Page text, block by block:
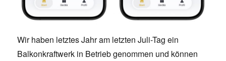
Wir haben letztes Jahr am letzten Juli-Tag ein
Balkonkraftwerk in Betrieb genommen und können